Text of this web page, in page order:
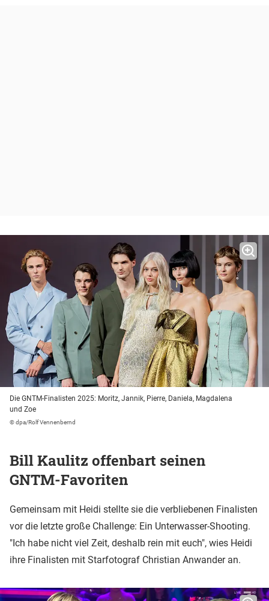
Die GNTM-Finalisten 2025: Moritz, Jannik, Pierre, Daniela, Magdalena
und Zoe
© dpa/Rolf Vennenbernd
Bill Kaulitz offenbart seinen
GNTM-Favoriten
Gemeinsam mit Heidi stellte sie die verbliebenen Finalisten
vor die letzte große Challenge: Ein Unterwasser-Shooting.
"Ich habe nicht viel Zeit, deshalb rein mit euch", wies Heidi
ihre Finalisten mit Starfotograf Christian Anwander an.